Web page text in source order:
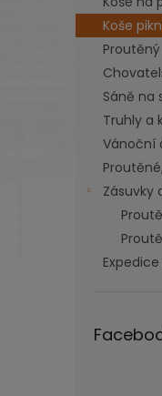
Koše
Sáně na
Truhly a
Vánoční
Zásuvky
Expedice